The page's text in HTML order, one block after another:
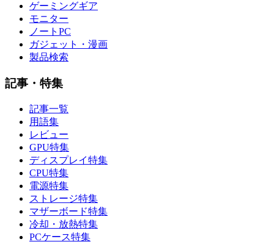
ゲーミングギア
モニター
ノートPC
ガジェット・漫画
製品検索
記事・特集
記事一覧
用語集
レビュー
GPU特集
ディスプレイ特集
CPU特集
電源特集
ストレージ特集
マザーボード特集
冷却・放熱特集
PCケース特集